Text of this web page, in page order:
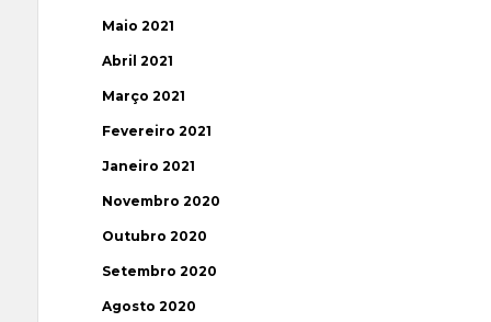
Maio 2021
Abril 2021
Março 2021
Fevereiro 2021
Janeiro 2021
Novembro 2020
Outubro 2020
Setembro 2020
Agosto 2020